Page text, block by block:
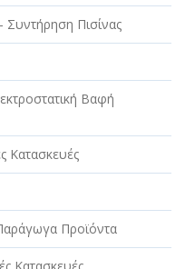
Συντήρηση Πισίνας
Βαφή
Κατασκευές
Προϊόντα